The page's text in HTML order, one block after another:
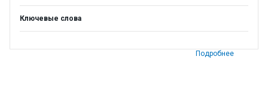
Ключевые слова
Подробнее